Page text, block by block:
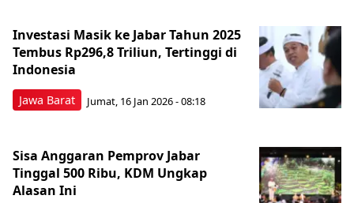
Jawa Barat
Investasi Masik ke Jabar Tahun 2025
Tembus Rp296,8 Triliun, Tertinggi di
Indonesia
Jumat, 16 Jan 2026 - 08:18
Sisa Anggaran Pemprov Jabar
Tinggal 500 Ribu, KDM Ungkap
Alasan Ini